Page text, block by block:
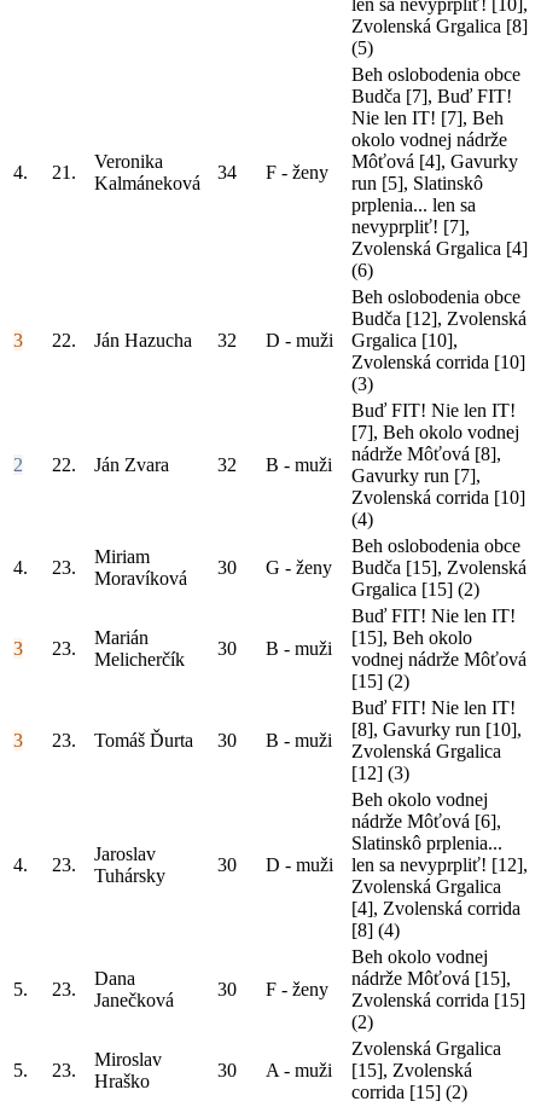
len sa nevyprpliť! [10],
Zvolenská Grgalica [8]
(5)
4. 21.
Veronika
Kalmáneková
34 F - ženy
Beh oslobodenia obce
Budča [7], Buď FIT!
Nie len IT! [7], Beh
okolo vodnej nádrže
Môťová [4], Gavurky
run [5], Slatinskô
prplenia... len sa
nevyprpliť! [7],
Zvolenská Grgalica [4]
(6)
3 22. Ján Hazucha 32 D - muži
Beh oslobodenia obce
Budča [12], Zvolenská
Grgalica [10],
Zvolenská corrida [10]
(3)
2 22. Ján Zvara 32 B - muži
Buď FIT! Nie len IT!
[7], Beh okolo vodnej
nádrže Môťová [8],
Gavurky run [7],
Zvolenská corrida [10]
(4)
4. 23.
Miriam
Moravíková
30 G - ženy
Beh oslobodenia obce
Budča [15], Zvolenská
Grgalica [15] (2)
3 23.
Marián
Melicherčík
30 B - muži
Buď FIT! Nie len IT!
[15], Beh okolo
vodnej nádrže Môťová
[15] (2)
3 23. Tomáš Ďurta 30 B - muži
Buď FIT! Nie len IT!
[8], Gavurky run [10],
Zvolenská Grgalica
[12] (3)
4. 23.
Jaroslav
Tuhársky
30 D - muži
Beh okolo vodnej
nádrže Môťová [6],
Slatinskô prplenia...
len sa nevyprpliť! [12],
Zvolenská Grgalica
[4], Zvolenská corrida
[8] (4)
5. 23.
Dana
Janečková
30 F - ženy
Beh okolo vodnej
nádrže Môťová [15],
Zvolenská corrida [15]
(2)
5. 23.
Miroslav
Hraško
30 A - muži
Zvolenská Grgalica
[15], Zvolenská
corrida [15] (2)